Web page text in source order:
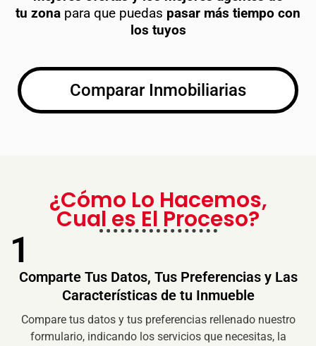
tu zona para que puedas pasar más tiempo con
los tuyos
Comparar Inmobiliarias
¿Cómo Lo Hacemos,
Cual es El Proceso?
1
Comparte Tus Datos, Tus Preferencias y Las
Características de tu Inmueble
Compare tus datos y tus preferencias rellenado nuestro
formulario, indicando los servicios que necesitas, la